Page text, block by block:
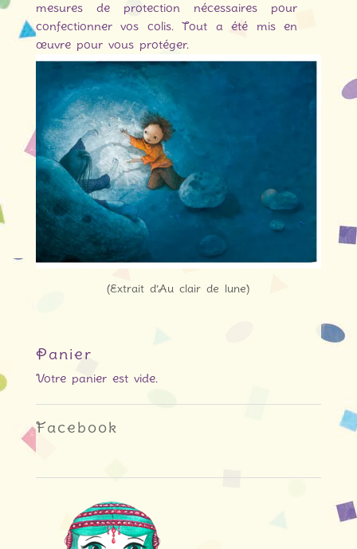
mesures de protection nécessaires pour
confectionner vos colis. Tout a été mis en
œuvre pour vous protéger.
(Extrait d’Au clair de lune)
Panier
Votre panier est vide.
Facebook